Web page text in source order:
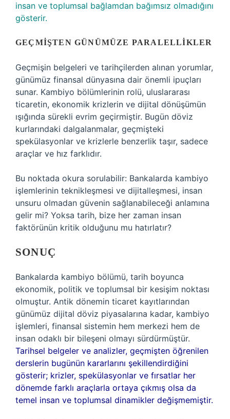
insan ve toplumsal bağlamdan bağımsız olmadığını
gösterir.
GEÇMIŞTEN GÜNÜMÜZE PARALELLIKLER
Geçmişin belgeleri ve tarihçilerden alınan yorumlar,
günümüz finansal dünyasına dair önemli ipuçları
sunar. Kambiyo bölümlerinin rolü, uluslararası
ticaretin, ekonomik krizlerin ve dijital dönüşümün
ışığında sürekli evrim geçirmiştir. Bugün döviz
kurlarındaki dalgalanmalar, geçmişteki
spekülasyonlar ve krizlerle benzerlik taşır, sadece
araçlar ve hız farklıdır.
Bu noktada okura sorulabilir: Bankalarda kambiyo
işlemlerinin teknikleşmesi ve dijitalleşmesi, insan
unsuru olmadan güvenin sağlanabileceği anlamına
gelir mi? Yoksa tarih, bize her zaman insan
faktörünün kritik olduğunu mu hatırlatır?
SONUÇ
Bankalarda kambiyo bölümü, tarih boyunca
ekonomik, politik ve toplumsal bir kesişim noktası
olmuştur. Antik dönemin ticaret kayıtlarından
günümüz dijital döviz piyasalarına kadar, kambiyo
işlemleri, finansal sistemin hem merkezi hem de
insan odaklı bir bileşeni olmayı sürdürmüştür.
Tarihsel belgeler ve analizler, geçmişten öğrenilen
derslerin bugünün kararlarını şekillendirdiğini
gösterir; krizler, spekülasyonlar ve fırsatlar her
dönemde farklı araçlarla ortaya çıkmış olsa da
temel insan ve toplumsal dinamikler değişmemiştir.